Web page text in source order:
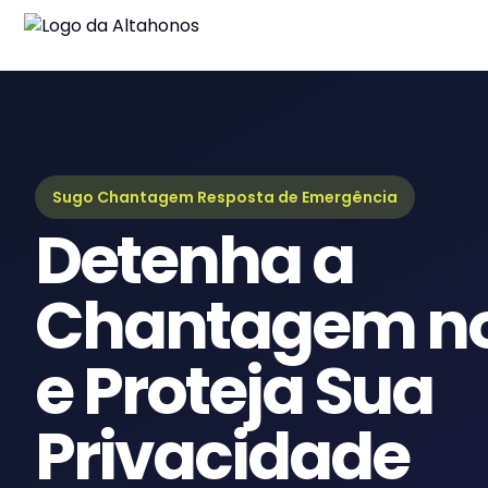
Sugo Chantagem Resposta de Emergência
Detenha a
Chantagem
e Proteja Sua
Privacidade